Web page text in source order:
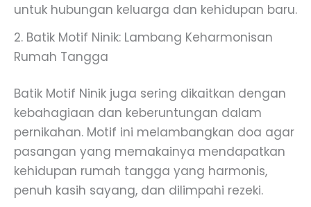
untuk hubungan keluarga dan kehidupan baru.
2. Batik Motif Ninik: Lambang Keharmonisan
Rumah Tangga
Batik Motif Ninik juga sering dikaitkan dengan
kebahagiaan dan keberuntungan dalam
pernikahan. Motif ini melambangkan doa agar
pasangan yang memakainya mendapatkan
kehidupan rumah tangga yang harmonis,
penuh kasih sayang, dan dilimpahi rezeki.